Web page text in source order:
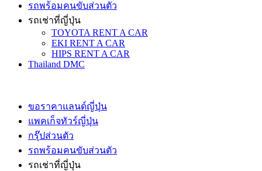
รถพร้อมคนขับส่วนตัว
รถเช่าที่ญี่ปุ่น
TOYOTA RENT A CAR
EKI RENT A CAR
HIPS RENT A CAR
Thailand DMC
ขอราคาแลนด์ญี่ปุ่น
แพคเก็จทัวร์ญี่ปุ่น
กรุ๊ปส่วนตัว
รถพร้อมคนขับส่วนตัว
รถเช่าที่ญี่ปุ่น